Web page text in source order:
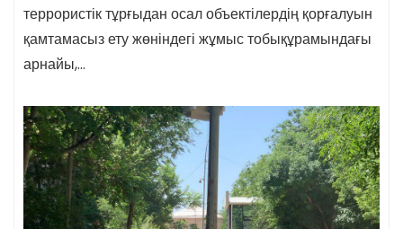
террористік тұрғыдан осал объектілердің қорғалуын
қамтамасыз ету жөніндегі жұмыс тобықұрамындағы
арнайы,…